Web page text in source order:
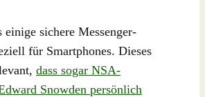
einige sichere Messenger-
für Smartphones. Dieses
dass sogar NSA-
Snowden persönlich